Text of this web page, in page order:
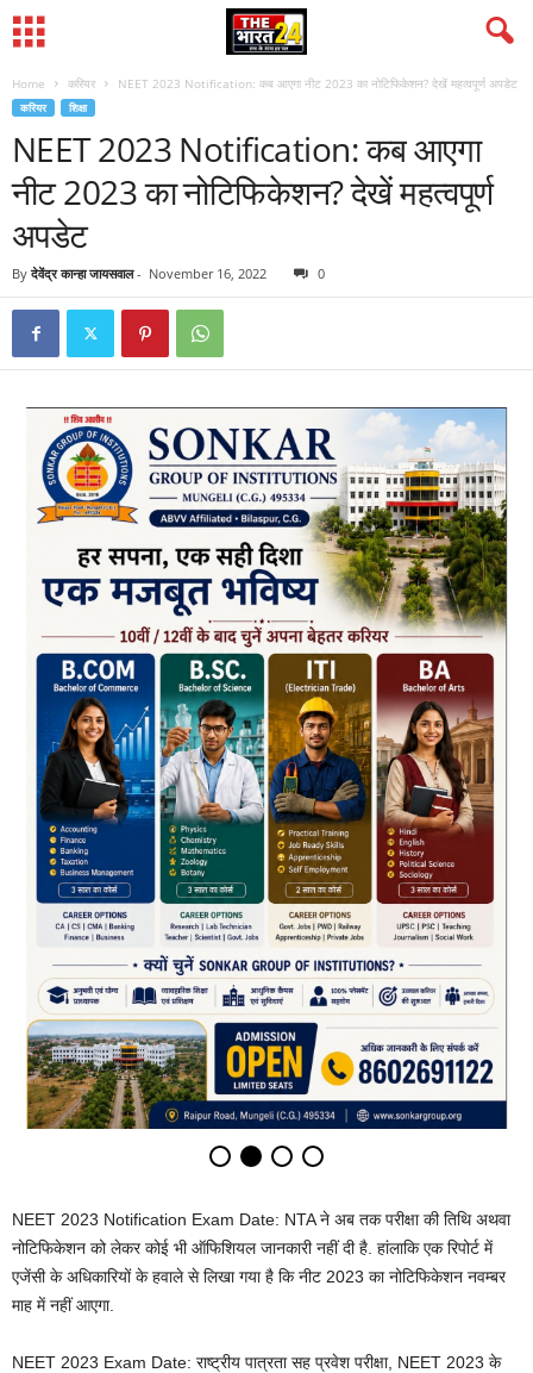
Home करियर NEET 2023 Notification: कब आएगा नीट 2023 का नोटिफिकेशन? देखें महत्वपूर्ण अपडेट
करियर शिक्षा
NEET 2023 Notification: कब आएगा
नीट 2023 का नोटिफिकेशन? देखें महत्वपूर्ण
अपडेट
By देवेंद्र कान्हा जायसवाल- November 16, 2022 0
NEET 2023 Notification Exam Date: NTA ने अब तक परीक्षा की तिथि अथवा
नोटिफिकेशन को लेकर कोई भी ऑफिशियल जानकारी नहीं दी है. हांलाकि एक रिपोर्ट में
एजेंसी के अधिकारियों के हवाले से लिखा गया है कि नीट 2023 का नोटिफिकेशन नवम्बर
माह में नहीं आएगा.
NEET 2023 Exam Date: राष्ट्रीय पात्रता सह प्रवेश परीक्षा, NEET 2023 के